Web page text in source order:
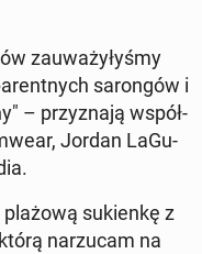
za­uwa­ży­ły­śmy
sa­ron­gów i
– przy­zna­ją współ­
Jordan La­Gu­
su­kien­kę z
na­rzu­cam na